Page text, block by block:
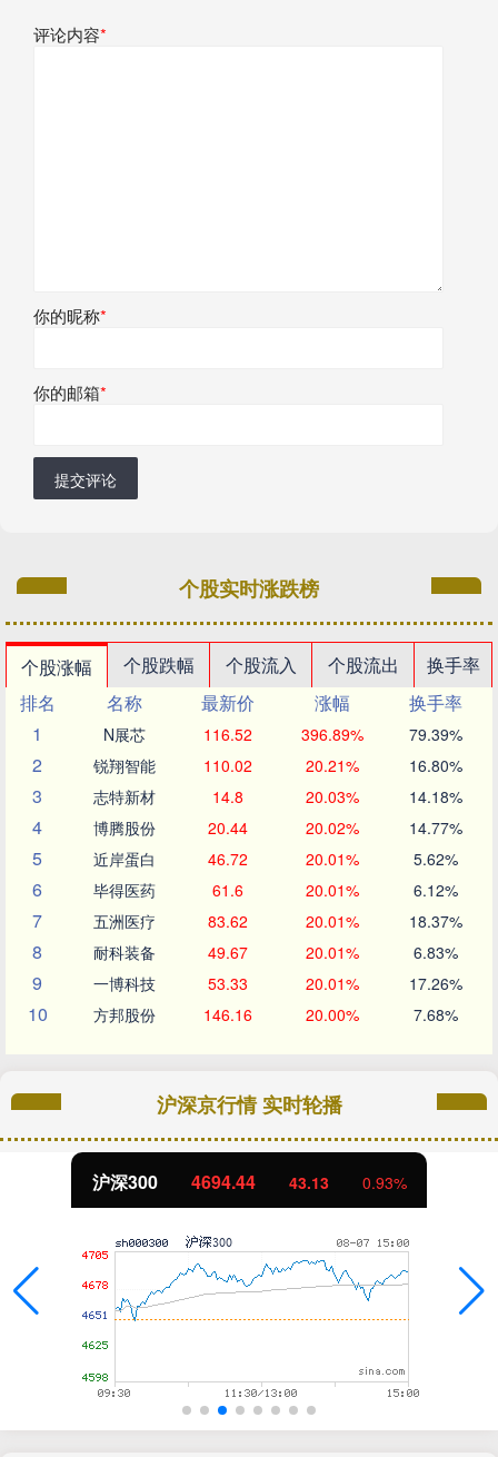
评论内容*
你的昵称*
你的邮箱*
提交评论
个股实时涨跌榜
个股涨幅 个股跌幅 个股流入 个股流出
换手率
排名
名称 最新价 涨幅
换手率
1
N展芯 116.52 396.89% 79.39%
2 锐翔智能 110.02 20.21% 16.80%
3 志特新材 14.8 20.03% 14.18%
4 博腾股份 20.44 20.02% 14.77%
5 近岸蛋白 46.72 20.01% 5.62%
6 毕得医药 61.6 20.01% 6.12%
7 五洲医疗 83.62 20.01% 18.37%
8 耐科装备 49.67 20.01% 6.83%
9 一博科技 53.33 20.01% 17.26%
10 方邦股份 146.16 20.00% 7.68%
沪深京行情 实时轮播
43.13 0.93%